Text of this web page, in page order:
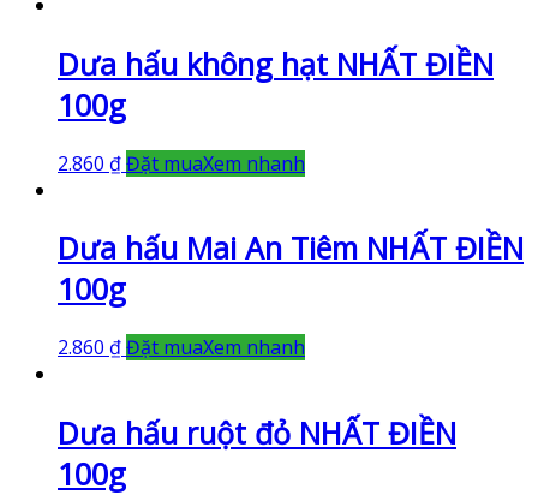
Dưa hấu không hạt NHẤT ĐIỀN
100g
2.860 ₫Đặt muaXem nhanh
Dưa hấu Mai An Tiêm NHẤT ĐIỀN
100g
2.860 ₫Đặt muaXem nhanh
Dưa hấu ruột đỏ NHẤT ĐIỀN
100g